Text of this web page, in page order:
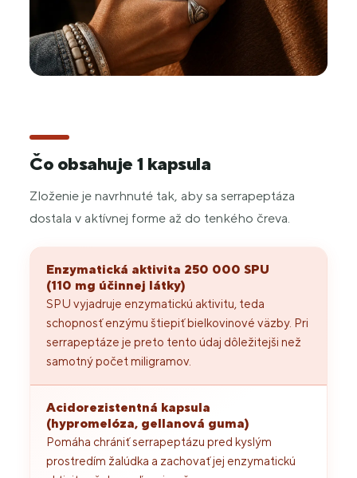
Čo obsahuje 1 kapsula
Zloženie je navrhnuté tak, aby sa serrapeptáza
dostala v aktívnej forme až do tenkého čreva.
Enzymatická aktivita 250 000 SPU
(110 mg účinnej látky)
SPU vyjadruje enzymatickú aktivitu, teda
schopnosť enzýmu štiepiť bielkovinové väzby. Pri
serrapeptáze je preto tento údaj dôležitejši než
samotný počet miligramov.
Acidorezistentná kapsula
(hypromelóza, gellanová guma)
Pomáha chrániť serrapeptázu pred kyslým
prostredím žalúdka a zachovať jej enzymatickú